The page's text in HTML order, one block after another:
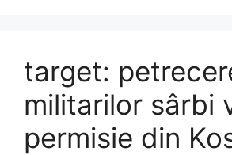
target:
militarilor sârbi
permisie din